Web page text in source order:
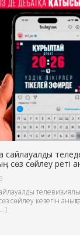
сайлауалды
сөз сөйлеу реті
сөйлеу кезегін